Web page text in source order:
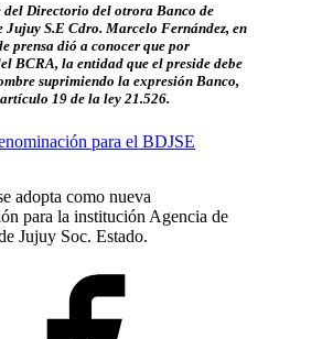
del Directorio del otrora Banco de
Jujuy S.E Cdro. Marcelo Fernández, en
prensa dió a conocer que por
BCRA, la entidad que el preside debe
suprimiendo la expresión Banco,
19 de la ley 21.526.
adopta como nueva
para la institución Agencia de
Jujuy Soc. Estado.